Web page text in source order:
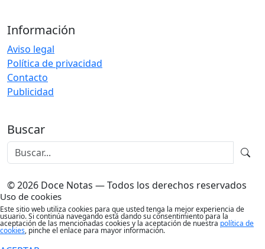
Información
Aviso legal
Política de privacidad
Contacto
Publicidad
Buscar
© 2026 Doce Notas — Todos los derechos reservados
Uso de cookies
Este sitio web utiliza cookies para que usted tenga la mejor experiencia de
usuario. Si continúa navegando está dando su consentimiento para la
aceptación de las mencionadas cookies y la aceptación de nuestra política de
cookies, pinche el enlace para mayor información.